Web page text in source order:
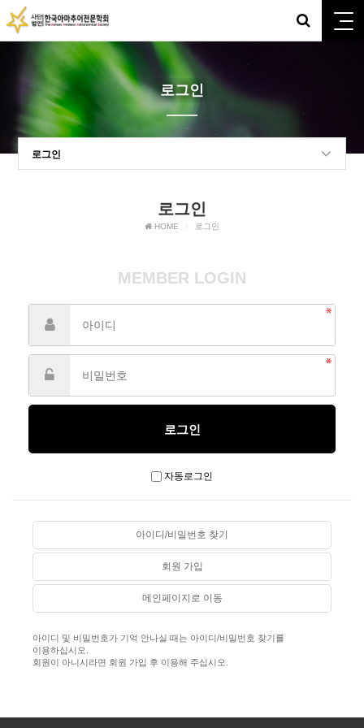
로그인
로그인
로그인
HOME 로그인
MEMBER LOGIN
자동로그인
아이디/비밀번호 찾기
회원 가입
메인페이지로 이동
아이디 및 비밀번호가 기억 안나실 때는 아이디/비밀번호 찾기를
이용하십시오.
회원이 아니시라면 회원 가입 후 이용해 주십시오.